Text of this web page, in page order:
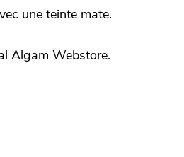
une teinte mate.
Algam Webstore.